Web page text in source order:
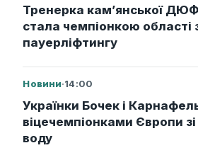
Тренерка кам’янської
стала чемпіонкою області
пауерліфтингу
Новини·14:00
Українки Бочек і
віцечемпіонками Європи зі
воду